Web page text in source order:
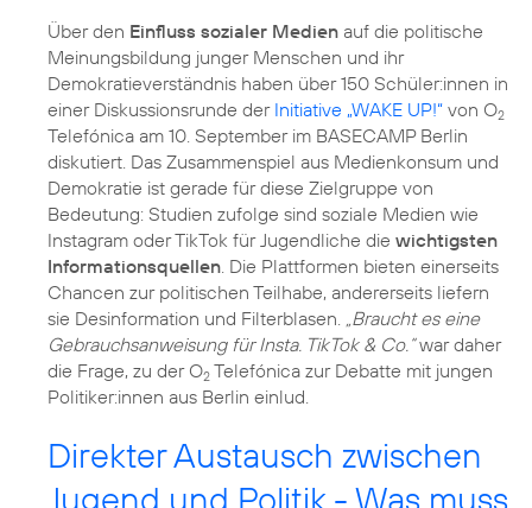
Über den Einfluss sozialer Medien auf die politische
Meinungsbildung junger Menschen und ihr
Demokratieverständnis haben über 150 Schüler:innen in
einer Diskussionsrunde der Initiative „WAKE UP!“ von O2
Telefónica am 10. September im BASECAMP Berlin
diskutiert. Das Zusammenspiel aus Medienkonsum und
Demokratie ist gerade für diese Zielgruppe von
Bedeutung: Studien zufolge sind soziale Medien wie
Instagram oder TikTok für Jugendliche die wichtigsten
Informationsquellen . Die Plattformen bieten einerseits
Chancen zur politischen Teilhabe, andererseits liefern
sie Desinformation und Filterblasen.
„Braucht es eine
Gebrauchsanweisung für Insta. TikTok & Co.“war daher
die Frage, zu der O2 Telefónica zur Debatte mit jungen
Politiker:innen aus Berlin einlud.
Direkter Austausch zwischen
Jugend und Politik - Was muss